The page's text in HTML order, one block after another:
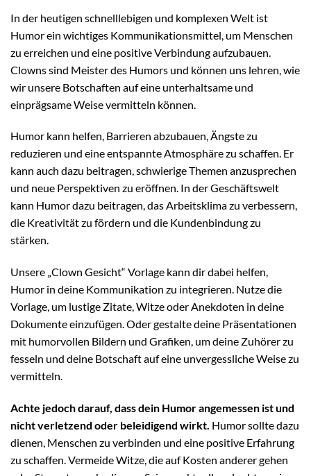
In der heutigen schnelllebigen und komplexen Welt ist
Humor ein wichtiges Kommunikationsmittel, um Menschen
zu erreichen und eine positive Verbindung aufzubauen.
Clowns sind Meister des Humors und können uns lehren, wie
wir unsere Botschaften auf eine unterhaltsame und
einprägsame Weise vermitteln können.
Humor kann helfen, Barrieren abzubauen, Ängste zu
reduzieren und eine entspannte Atmosphäre zu schaffen. Er
kann auch dazu beitragen, schwierige Themen anzusprechen
und neue Perspektiven zu eröffnen. In der Geschäftswelt
kann Humor dazu beitragen, das Arbeitsklima zu verbessern,
die Kreativität zu fördern und die Kundenbindung zu
stärken.
Unsere „Clown Gesicht“ Vorlage kann dir dabei helfen,
Humor in deine Kommunikation zu integrieren. Nutze die
Vorlage, um lustige Zitate, Witze oder Anekdoten in deine
Dokumente einzufügen. Oder gestalte deine Präsentationen
mit humorvollen Bildern und Grafiken, um deine Zuhörer zu
fesseln und deine Botschaft auf eine unvergessliche Weise zu
vermitteln.
Achte jedoch darauf, dass dein Humor angemessen ist und
nicht verletzend oder beleidigend wirkt. Humor sollte dazu
dienen, Menschen zu verbinden und eine positive Erfahrung
zu schaffen. Vermeide Witze, die auf Kosten anderer gehen